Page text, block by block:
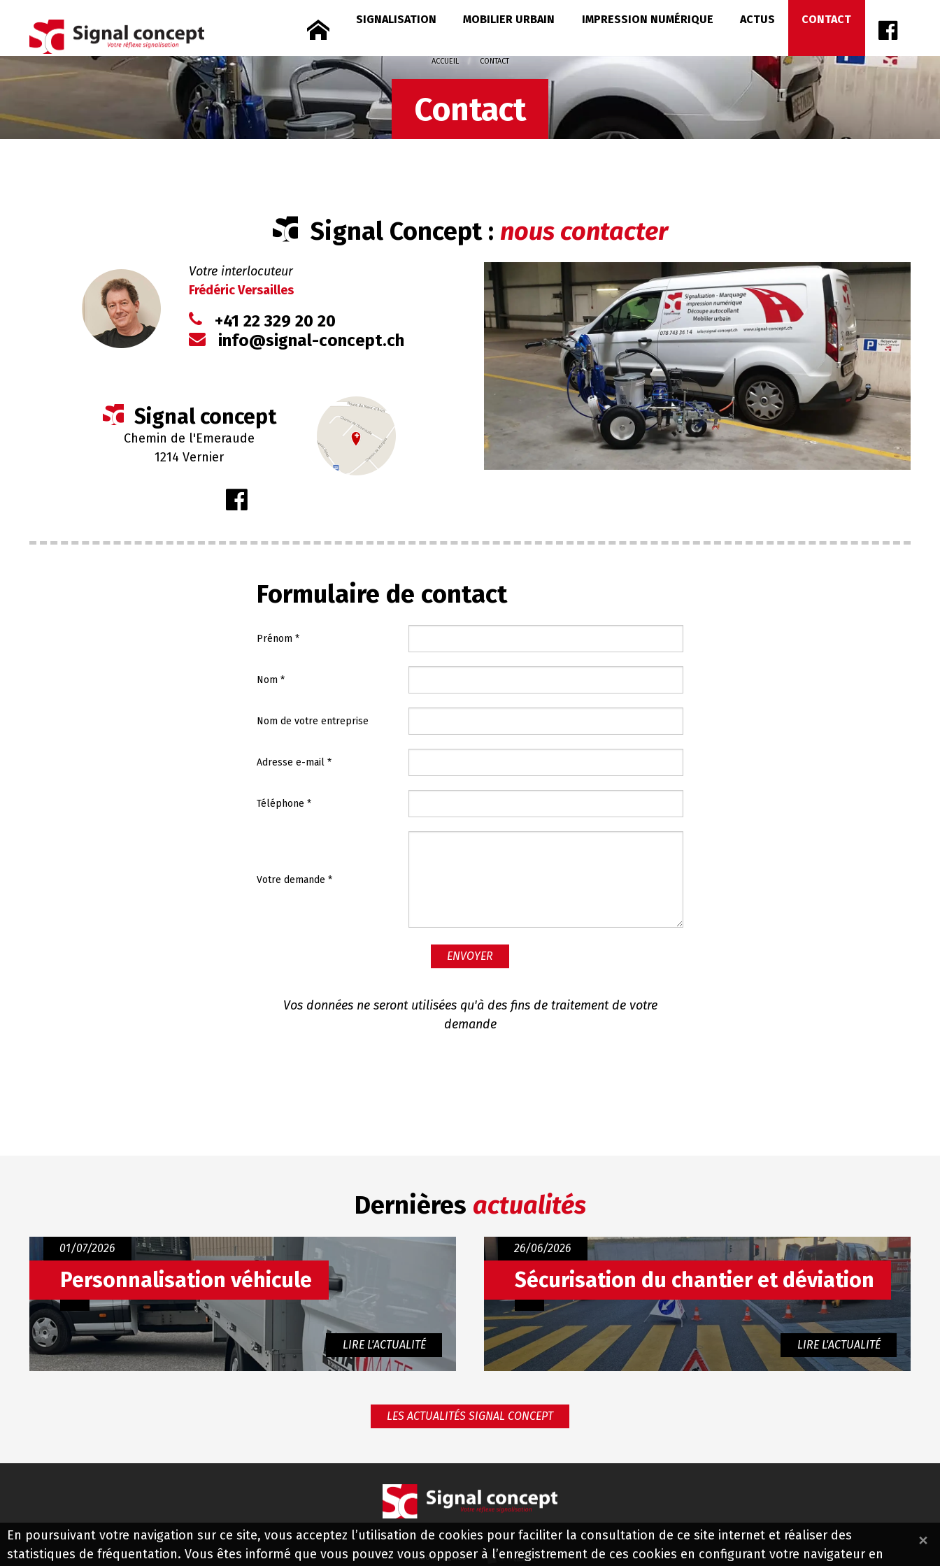
SIGNALISATION MOBILIER URBAIN IMPRESSION NUMÉRIQUE ACTUS CONTACT
ACCUEIL PAGE COURANTE :
CONTACT
Contact
Signal Concept : nous contacter
Votre interlocuteur
Frédéric Versailles
+41 22 329 20 20
info@signal-concept.ch
Signal concept
Chemin de l'Emeraude
1214 Vernier
Formulaire de contact
Prénom *
Nom *
Nom de votre entreprise
Adresse e-mail *
Téléphone *
Votre demande *
ENVOYER
Vos données ne seront utilisées qu'à des fins de traitement de votre
demande
Dernières actualités
01/07/2026
Personnalisation véhicule
LIRE L'ACTUALITÉ
26/06/2026
Sécurisation du chantier et déviation
LIRE L'ACTUALITÉ
LES ACTUALITÉS SIGNAL CONCEPT
Mentions légales
×
En poursuivant votre navigation sur ce site, vous acceptez l’utilisation de cookies pour faciliter la consultation de ce site internet et réaliser des
statistiques de fréquentation. Vous êtes informé que vous pouvez vous opposer à l’enregistrement de ces cookies en configurant votre navigateur en